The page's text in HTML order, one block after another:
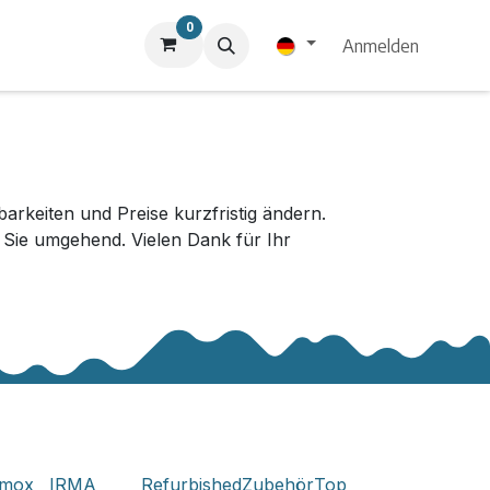
0
Anmelden
und Preise kurzfristig ändern.
umgehend. Vielen Dank für Ihr
IRMA
RefurbishedZubehörTop